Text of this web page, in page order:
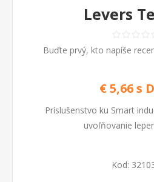
Levers
Buďte prvý, kto napíše
€ 5,66 s
Príslušenstvo ku Smart
uvoľňovanie
Kod: